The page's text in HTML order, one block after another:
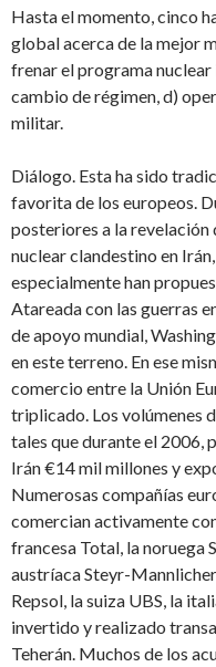
Hasta el momento, cinco
global acerca de la mejor
frenar el programa nuclear
cambio de régimen, d)
militar.
Diálogo. Esta ha sido
favorita de los europeos.
posteriores a la revelación
nuclear clandestino en
especialmente han
Atareada con las guerras
de apoyo mundial,
en este terreno. En ese
comercio entre la Unión
triplicado. Los volúmenes
tales que durante el 2006,
Irán €14 mil millones y
Numerosas compañías
comercian activamente
francesa Total, la noruega
austríaca Steyr-
Repsol, la suiza UBS, la
invertido y realizado
Teherán. Muchos de los